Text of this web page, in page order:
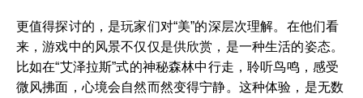
更值得探讨的，是玩家们对“美”的深层次理解。在他们看
来，游戏中的风景不仅仅是供欣赏，是一种生活的姿态。
比如在“艾泽拉斯”式的神秘森林中行走，聆听鸟鸣，感受
微风拂面，心境会自然而然变得宁静。这种体验，是无数